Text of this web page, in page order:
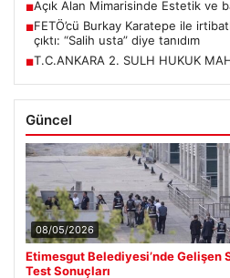
EUR 55.14
ALTIN 6510.3
Son Eklenen Haberler
■
Etimesgut Belediyesi’nde
Test Sonuçları
■Tatlı krizlerine ferahlatan
magnolia tarifi
■ Açık Alan Mimarisinde Estetik ve
■FETÖ’cü Burkay Karatepe ile